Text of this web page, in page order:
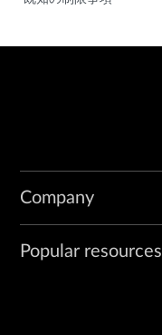
Company
Popular resources